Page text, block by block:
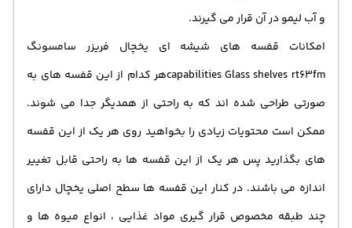
و آب لیمو در آن قرار می گیرند.
امکانات قفسه های شیشه ای یخچال فریزر سامسونگ
capabilities Glass shelves rt63fmهر کدام از این قفسه های به
صورتی طراحی شده اند که به راحتی از همدیگر جدا می شوند.
ممکن است محتویات زیادی را بخواهید روی هر یک از این قفسه
های بگذارید پس هر یک از این قفسه ها به راحتی قابل تغییر
اندازه می باشند. در کنار این قفسه ها سطح اصلی یخچال دارای
چند طبقه مخصوص قرار گیری مواد غذایی ، انواع میوه ها و